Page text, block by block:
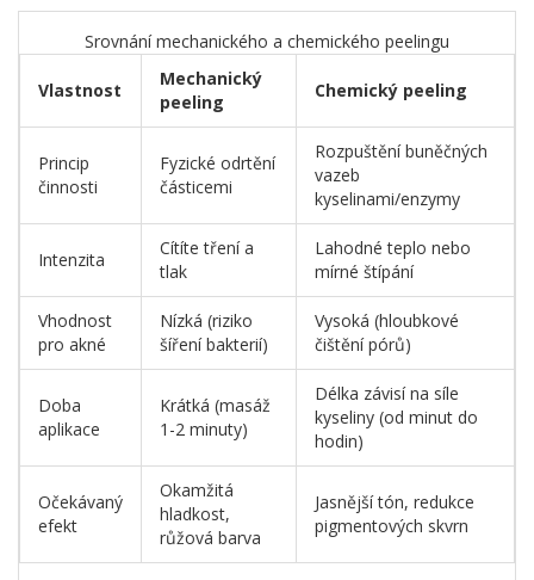
Srovnání mechanického a chemického peelingu
Vlastnost
Mechanický
peeling
Chemický peeling
Princip
činnosti
Fyzické odrtění
částicemi
Rozpuštění buněčných
vazeb
kyselinami/enzymy
Intenzita
Cítíte tření a
tlak
Lahodné teplo nebo
mírné štípání
Vhodnost
pro akné
Nízká (riziko
šíření bakterií)
Vysoká (hloubkové
čištění pórů)
Doba
aplikace
Krátká (masáž
1-2 minuty)
Délka závisí na síle
kyseliny (od minut do
hodin)
Očekávaný
efekt
Okamžitá
hladkost,
růžová barva
Jasnější tón, redukce
pigmentových skvrn